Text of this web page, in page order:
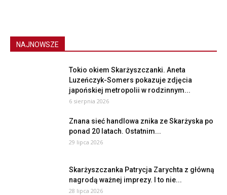
NAJNOWSZE
Tokio okiem Skarżyszczanki. Aneta
Luzeńczyk-Somers pokazuje zdjęcia
japońskiej metropolii w rodzinnym...
6 sierpnia 2026
Znana sieć handlowa znika ze Skarżyska po
ponad 20 latach. Ostatnim...
29 lipca 2026
Skarżyszczanka Patrycja Zarychta z główną
nagrodą ważnej imprezy. I to nie...
28 lipca 2026